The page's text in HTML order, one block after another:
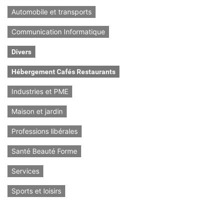
Automobile et transports
Communication Informatique
Divers
Hébergement Cafés Restaurants
Industries et PME
Maison et jardin
Professions libérales
Santé Beauté Forme
Services
Sports et loisirs